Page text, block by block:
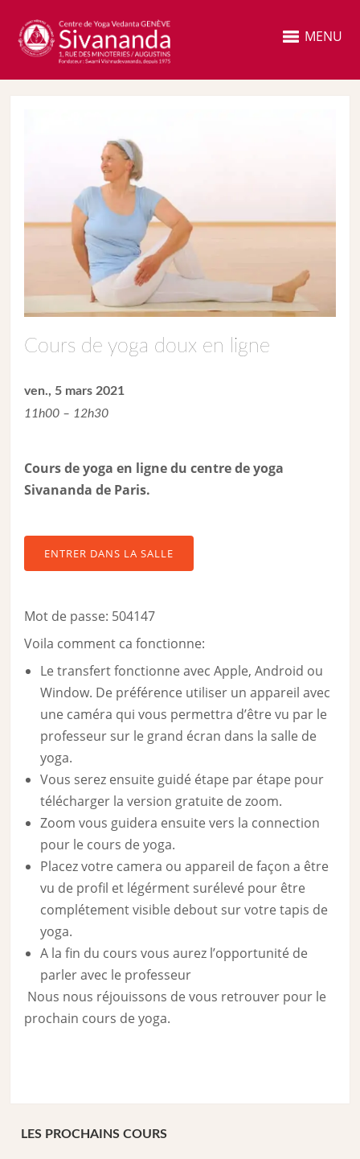
MENU
Cours de yoga doux en ligne
ven., 5 mars 2021
11h00 – 12h30
Cours de yoga en ligne du centre de yoga
Sivananda de Paris.
ENTRER DANS LA SALLE
Mot de passe: 504147
Voila comment ca fonctionne:
Le transfert fonctionne avec Apple, Android ou
Window. De préférence utiliser un appareil avec
une caméra qui vous permettra d’être vu par le
professeur sur le grand écran dans la salle de
yoga.
Vous serez ensuite guidé étape par étape pour
télécharger la version gratuite de zoom.
Zoom vous guidera ensuite vers la connection
pour le cours de yoga.
Placez votre camera ou appareil de façon a être
vu de profil et légérment surélevé pour être
complétement visible debout sur votre tapis de
yoga.
A la fin du cours vous aurez l’opportunité de
parler avec le professeur
Nous nous réjouissons de vous retrouver pour le
prochain cours de yoga.
LES PROCHAINS COURS